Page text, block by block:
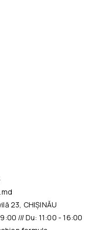
23, CHIȘINĂU
/// Du: 11:00 - 16:00